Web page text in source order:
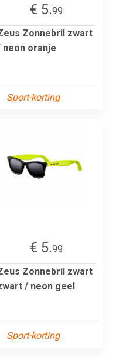
€ 5.99
Zonnebril zwart
neon oranje
Sport-korting
€ 5.99
Zonnebril zwart
/ neon geel
Sport-korting